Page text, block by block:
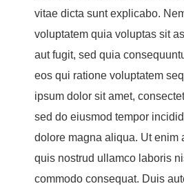
vitae dicta sunt explicabo.
voluptatem quia voluptas sit
aut fugit, sed quia
eos qui ratione voluptatem
ipsum dolor sit amet,
sed do eiusmod tempor
dolore magna aliqua. Ut enim
quis nostrud ullamco laboris
commodo consequat. Duis